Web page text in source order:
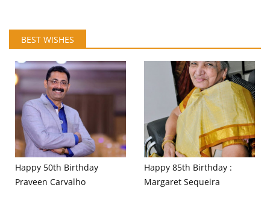
BEST WISHES
Happy 50th Birthday
Praveen Carvalho
Happy 85th Birthday :
Margaret Sequeira